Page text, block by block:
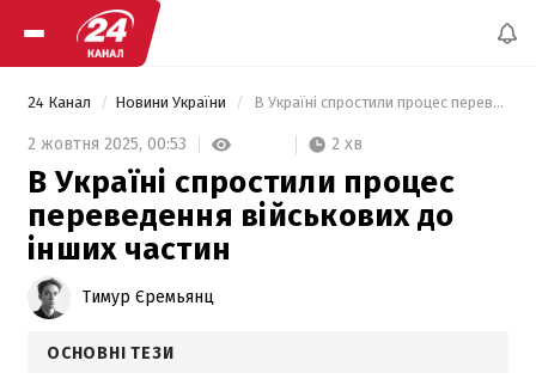
24 Канал Новини України В Україні спростили процес переведення військових до інших частин
2 жовтня 2025, 00:53 2 хв
В Україні спростили процес
переведення військових до
інших частин
Тимур Єремьянц
ОСНОВНІ ТЕЗИ